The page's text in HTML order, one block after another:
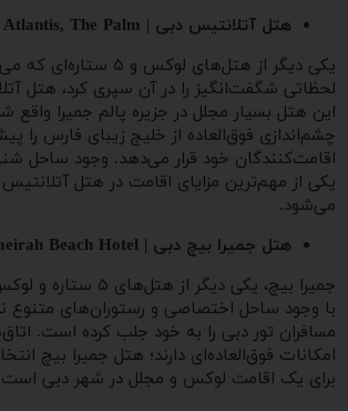
هتل آتلانتیس دبی | Atlantis, The Palm
یکی دیگر از هتل‌های لوکس و
لحظاتی شگفت‌انگیز را در آن سپری کرد، هتل
این هتل بسیار مجلل در جزیره پالم جمیرا
چشم‌اندازی فوق‌العاده از خلیج زیبای فارس را
اقامت‌کنندگان خود قرار می‌دهد. وجود ساحل
یکی از مهم‌ترین مزایای اقامت در هتل
می‌شود.
هتل جمیرا بیچ دبی | Jumeirah Beach Hotel​
جمیرا بیچ، یکی دیگر از
با وجود ساحل اختصاصی و رستوران‌های متنوع
مسافران تور دبی را به خود جلب کرده است.
امکانات فوق‌العاده‌ای دارند؛ هتل جمیرا بیچ
برای یک اقامت لوکس و مجلل در شهر دبی